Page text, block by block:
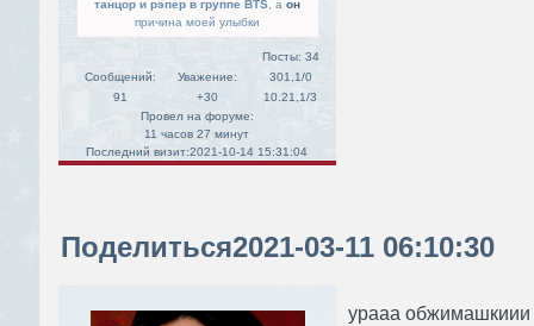
танцор и рэпер в группе BTS , а он
причина моей улыбки
Сообщений:
91
Уважение:
+30
Посты: 34
301,1/0
10.21,1/3
Провел на форуме:
11 часов 27 минут
Последний визит:2021-10-14 15:31:04
Поделиться2021-03-11 06:10:30
урааа обжимашкиии